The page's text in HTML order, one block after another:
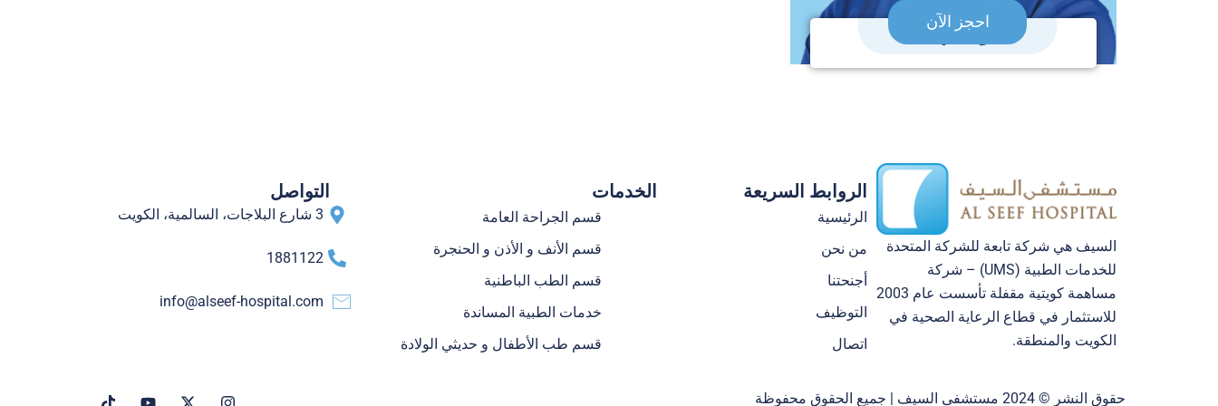
احجز الآن
د. وسام فقيه
السيف هي شركة تابعة للشركة المتحدة
للخدمات الطبية (UMS) – شركة
مساهمة كويتية مقفلة تأسست عام 2003
للاستثمار في قطاع الرعاية الصحية في
الكويت والمنطقة.
الروابط السريعة
الرئيسية
من نحن
أجنحتنا
التوظيف
اتصال
الخدمات
قسم الجراحة العامة
قسم الأنف و الأذن و الحنجرة
قسم الطب الباطنية
خدمات الطبية المساندة
قسم طب الأطفال و حديثي الولادة
التواصل
3 شارع البلاجات، السالمية، الكويت
1881122
info@alseef-hospital.com
حقوق النشر © 2024 مستشفى السيف | جميع الحقوق محفوظة
I
X
Y
T